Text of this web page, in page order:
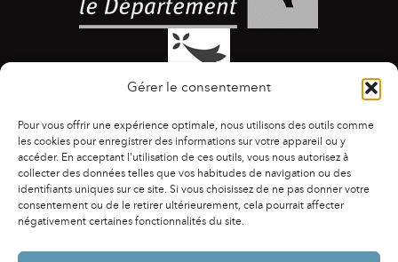
Gérer le consentement
Pour vous offrir une expérience optimale, nous utilisons des outils comme
les cookies pour enregistrer des informations sur votre appareil ou y
accéder. En acceptant l'utilisation de ces outils, vous nous autorisez à
collecter des données telles que vos habitudes de navigation ou des
identifiants uniques sur ce site. Si vous choisissez de ne pas donner votre
consentement ou de le retirer ultérieurement, cela pourrait affecter
négativement certaines fonctionnalités du site.
ACCESSIBILITÉ | AGENDA | ASSOCIATIONS
|
CONTACTS
PUBLICATIONS | ESPACE PRESSE